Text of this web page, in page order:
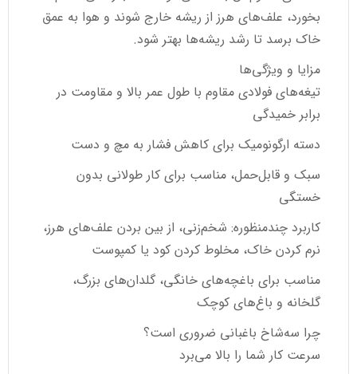
بخورد، علف‌های هرز از ریشه خارج شوند و هوا به عمق
خاک برسد تا رشد ریشه‌ها بهتر شود.
مزایا و ویژگی‌ها
تیغه‌های فولادی مقاوم با طول عمر بالا و مقاومت در
برابر خمیدگی
دسته ارگونومیک برای کاهش فشار به مچ و دست
سبک و قابل‌حمل، مناسب برای کار طولانی بدون
خستگی
کاربرد چندمنظوره: شخم‌زنی، از بین بردن علف‌های هرز،
نرم کردن خاک، مخلوط کردن کود یا کمپوست
مناسب برای باغچه‌های خانگی، گلدان‌های بزرگ،
گلخانه و باغ‌های کوچک
چرا سه‌شاخ باغبانی ضروری است؟
سرعت کار شما را بالا می‌برد